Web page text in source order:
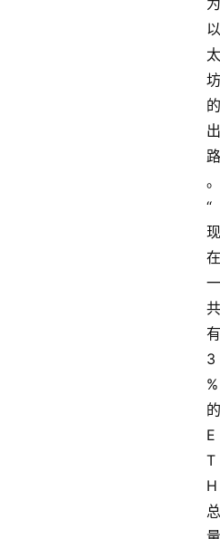
为
以
太
坊
的
出
路
。
“
现
在
一
共
有
3
%
的
E
T
H
总